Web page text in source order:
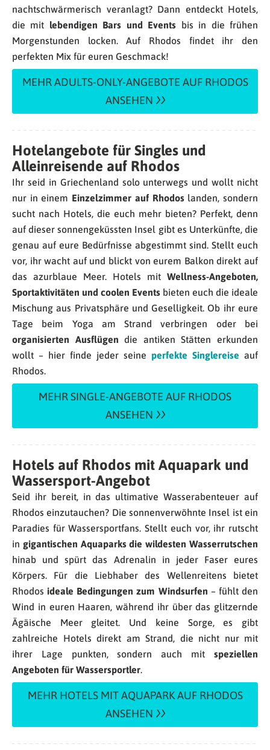
nachtschwärmerisch veranlagt? Dann entdeckt Hotels,
die mit lebendigen Bars und Events bis in die frühen
Morgenstunden locken. Auf Rhodos findet ihr den
perfekten Mix für euren Geschmack!
MEHR ADULTS-ONLY-ANGEBOTE AUF RHODOS
ANSEHEN
Hotelangebote für Singles und
Alleinreisende auf Rhodos
Ihr seid in Griechenland solo unterwegs und wollt nicht
nur in einem Einzelzimmer auf Rhodoslanden, sondern
sucht nach Hotels, die euch mehr bieten? Perfekt, denn
auf dieser sonnengeküssten Insel gibt es Unterkünfte, die
genau auf eure Bedürfnisse abgestimmt sind. Stellt euch
vor, ihr wacht auf und blickt von eurem Balkon direkt auf
das azurblaue Meer. Hotels mit Wellness-Angeboten,
Sportaktivitäten und coolen Events bieten euch die ideale
Mischung aus Privatsphäre und Geselligkeit. Ob ihr eure
Tage beim Yoga am Strand verbringen oder bei
organisierten Ausflügen die antiken Stätten erkunden
wollt – hier finde jeder seine perfekte Singlereise auf
Rhodos.
MEHR SINGLE-ANGEBOTE AUF RHODOS
ANSEHEN
Hotels auf Rhodos mit Aquapark und
Wassersport-Angebot
Seid ihr bereit, in das ultimative Wasserabenteuer auf
Rhodos einzutauchen? Die sonnenverwöhnte Insel ist ein
Paradies für Wassersportfans. Stellt euch vor, ihr rutscht
in gigantischen Aquaparks die wildesten Wasserrutschen
hinab und spürt das Adrenalin in jeder Faser eures
Körpers. Für die Liebhaber des Wellenreitens bietet
Rhodos ideale Bedingungen zum Windsurfen – fühlt den
Wind in euren Haaren, während ihr über das glitzernde
Ägäische Meer gleitet. Und keine Sorge, es gibt
zahlreiche Hotels direkt am Strand, die nicht nur mit
ihrer Lage punkten, sondern auch mit speziellen
Angeboten für Wassersportler.
MEHR HOTELS MIT AQUAPARK AUF RHODOS
ANSEHEN